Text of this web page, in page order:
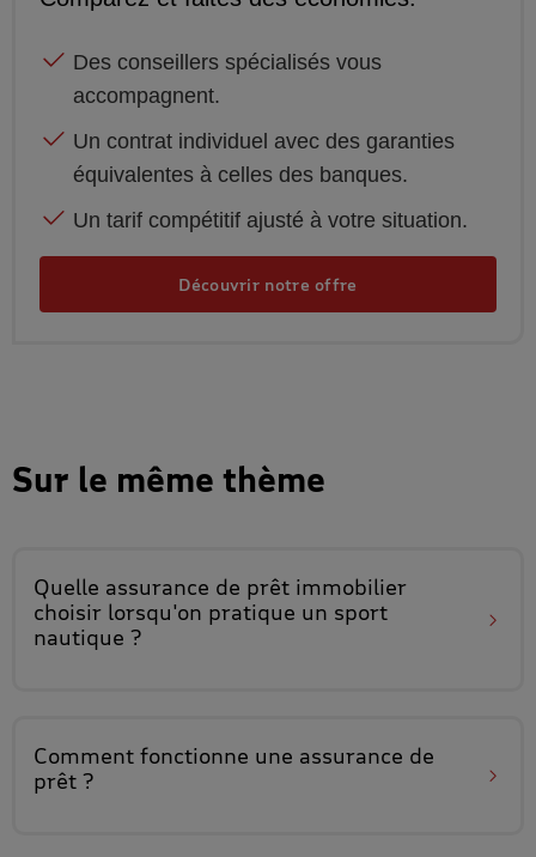
Des conseillers spécialisés vous
accompagnent.
Un contrat individuel avec des garanties
équivalentes à celles des banques.
Un tarif compétitif ajusté à votre situation.
Découvrir notre offre
Sur le même thème
Quelle assurance de prêt immobilier
choisir lorsqu'on pratique un sport
nautique ?
Comment fonctionne une assurance de
prêt ?